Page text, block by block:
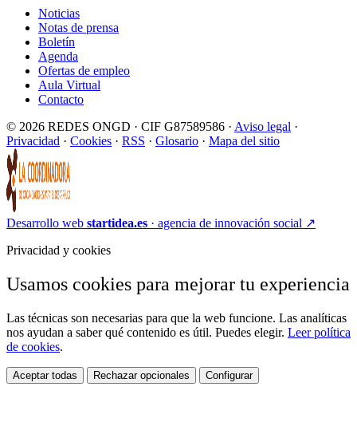
Noticias
Notas de prensa
Boletín
Agenda
Ofertas de empleo
Aula Virtual
Contacto
© 2026 REDES ONGD · CIF G87589586 · Aviso legal ·
Privacidad · Cookies · RSS · Glosario · Mapa del sitio
Desarrollo web startidea.es · agencia de innovación social ↗
Privacidad y cookies
Usamos cookies para mejorar tu experiencia
Las técnicas son necesarias para que la web funcione. Las analíticas
nos ayudan a saber qué contenido es útil. Puedes elegir. Leer política
de cookies.
Aceptar todas Rechazar opcionales Configurar